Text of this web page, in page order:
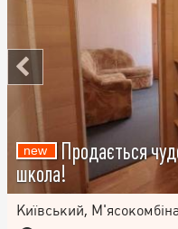
Продається
школа!
Київський,